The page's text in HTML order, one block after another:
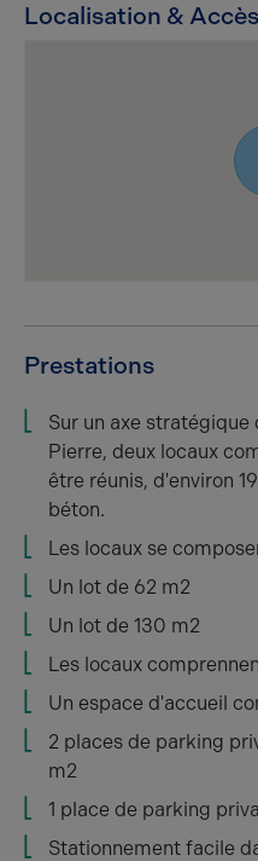
Localisation & Accès
Prestations
Sur un axe
Pierre, deux locaux
être réunis, d'environ
béton.
Les locaux se
Un lot de 62 m2
Un lot de 130 m2
Les locaux
Un espace d'accueil
2 places de parking
m2
1 place de parking
Stationnement facile